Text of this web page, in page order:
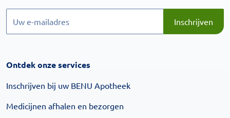
Inschrijven
Ontdek onze services
Inschrijven bij uw BENU Apotheek
Medicijnen afhalen en bezorgen